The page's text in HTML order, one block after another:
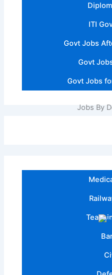
ITI
Govt Jobs
Govt
Govt Jobs
Jobs By